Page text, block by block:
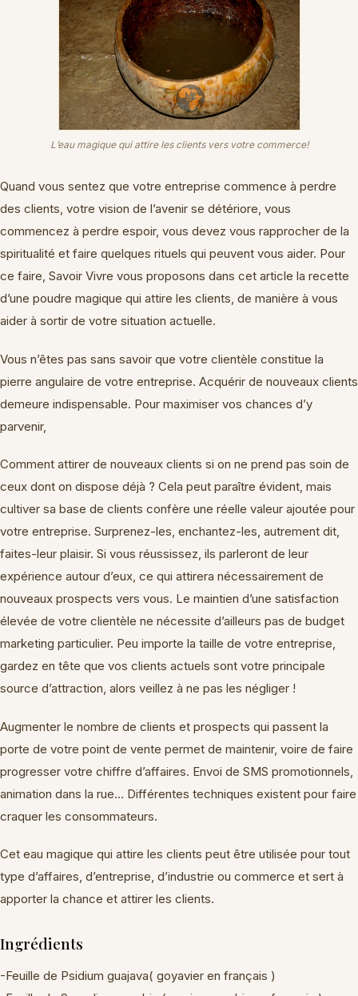
L’eau magique qui attire les clients vers votre commerce!
Quand vous sentez que votre entreprise commence à perdre
des clients, votre vision de l’avenir se détériore, vous
commencez à perdre espoir, vous devez vous rapprocher de la
spiritualité et faire quelques rituels qui peuvent vous aider. Pour
ce faire, Savoir Vivre vous proposons dans cet article la recette
d’une poudre magique qui attire les clients, de manière à vous
aider à sortir de votre situation actuelle.
Vous n’êtes pas sans savoir que votre clientèle constitue la
pierre angulaire de votre entreprise. Acquérir de nouveaux clients
demeure indispensable. Pour maximiser vos chances d’y
parvenir,
Comment attirer de nouveaux clients si on ne prend pas soin de
ceux dont on dispose déjà ? Cela peut paraître évident, mais
cultiver sa base de clients confère une réelle valeur ajoutée pour
votre entreprise. Surprenez-les, enchantez-les, autrement dit,
faites-leur plaisir. Si vous réussissez, ils parleront de leur
expérience autour d’eux, ce qui attirera nécessairement de
nouveaux prospects vers vous. Le maintien d’une satisfaction
élevée de votre clientèle ne nécessite d’ailleurs pas de budget
marketing particulier. Peu importe la taille de votre entreprise,
gardez en tête que vos clients actuels sont votre principale
source d’attraction, alors veillez à ne pas les négliger !
Augmenter le nombre de clients et prospects qui passent la
porte de votre point de vente permet de maintenir, voire de faire
progresser votre chiffre d’affaires. Envoi de SMS promotionnels,
animation dans la rue… Différentes techniques existent pour faire
craquer les consommateurs.
Cet eau magique qui attire les clients peut être utilisée pour tout
type d’affaires, d’entreprise, d’industrie ou commerce et sert à
apporter la chance et attirer les clients.
Ingrédients
-Feuille de Psidium guajava( goyavier en français )